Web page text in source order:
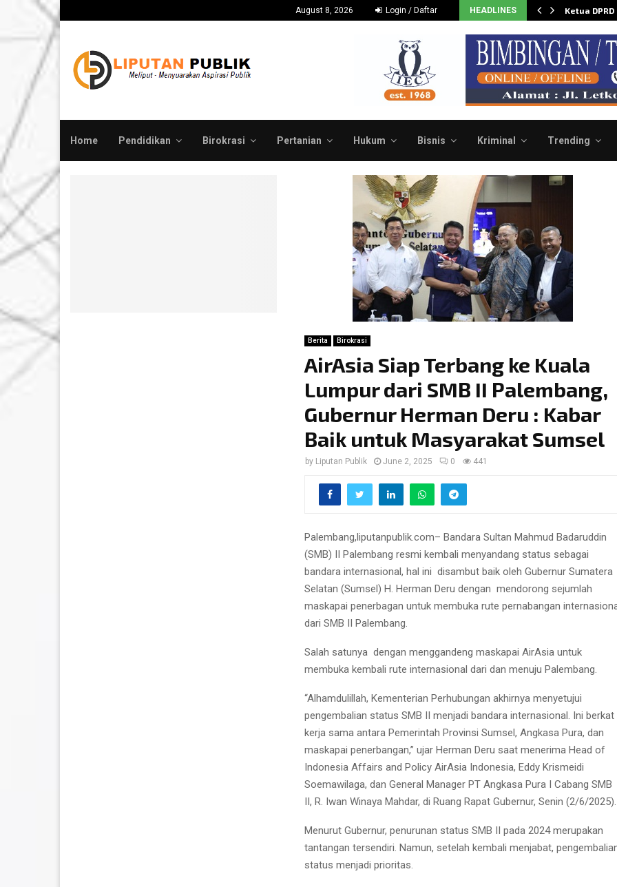
August 8, 2026 Login / Daftar HEADLINES
Pusat Evaluasi Total… Medco E&P Grissik Dukung dan Dorong Budidaya… Ketua
Home Pendidikan Birokrasi Pertanian Hukum Bisnis Kriminal Trending
Berita Birokrasi
AirAsia Siap Terbang ke Kuala
Lumpur dari SMB II Palembang,
Gubernur Herman Deru : Kabar
Baik untuk Masyarakat Sumsel
by Liputan Publik June 2, 2025 0 441
Palembang,liputanpublik.com– Bandara Sultan Mahmud Badaruddin
(SMB) II Palembang resmi kembali menyandang status sebagai
bandara internasional, hal ini disambut baik oleh Gubernur Sumatera
Selatan (Sumsel) H. Herman Deru dengan mendorong sejumlah
maskapai penerbagan untuk membuka rute pernabangan
dari SMB II Palembang.
Salah satunya dengan menggandeng maskapai AirAsia untuk
membuka kembali rute internasional dari dan menuju Palembang.
“Alhamdulillah, Kementerian Perhubungan akhirnya menyetujui
pengembalian status SMB II menjadi bandara internasional. Ini berkat
kerja sama antara Pemerintah Provinsi Sumsel, Angkasa Pura, dan
maskapai penerbangan,” ujar Herman Deru saat menerima Head of
Indonesia Affairs and Policy AirAsia Indonesia, Eddy Krismeidi
Soemawilaga, dan General Manager PT Angkasa Pura I Cabang SMB
II, R. Iwan Winaya Mahdar, di Ruang Rapat Gubernur, Senin (2/6/2025).
Menurut Gubernur, penurunan status SMB II pada 2024 merupakan
tantangan tersendiri. Namun, setelah kembali menjabat,
status menjadi prioritas.